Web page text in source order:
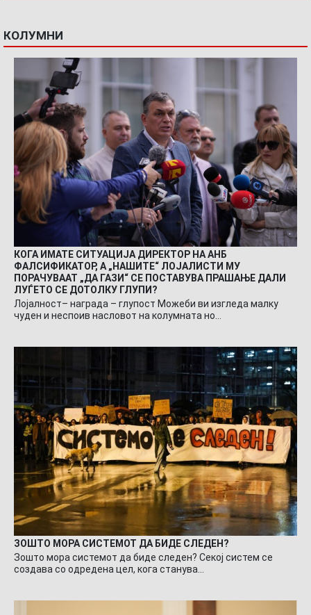
КОЛУМНИ
КОГА ИМАТЕ СИТУАЦИЈА ДИРЕКТОР НА АНБ
ФАЛСИФИКАТОР, А „НАШИТЕ“ ЛОЈАЛИСТИ МУ
ПОРАЧУВААТ „ДА ГАЗИ“ СЕ ПОСТАВУВА ПРАШАЊЕ ДАЛИ
ЛУЃЕТО СЕ ДОТОЛКУ ГЛУПИ?
Лојалност– награда – глупост Можеби ви изгледа малку
чуден и неспоив насловот на колумната но…
ЗОШТО МОРА СИСТЕМОТ ДА БИДЕ СЛЕДЕН?
Зошто мора системот да биде следен? Секој систем се
создава со одредена цел, кога станува…